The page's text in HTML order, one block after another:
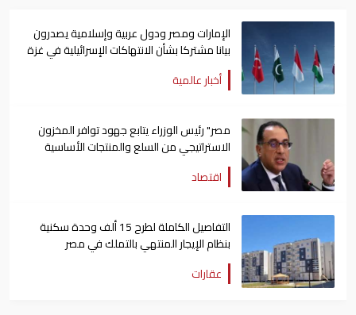
الإمارات ومصر ودول عربية وإسلامية يصدرون
بيانا مشتركا بشأن الانتهاكات الإسرائيلية في غزة
أخبار عالمية
مصر" رئيس الوزراء يتابع جهود توافر المخزون
الاستراتيجي من السلع والمنتجات الأساسية
اقتصاد
التفاصيل الكاملة لطرح 15 ألف وحدة سكنية
بنظام الإيجار المنتهي بالتملك في مصر
عقارات